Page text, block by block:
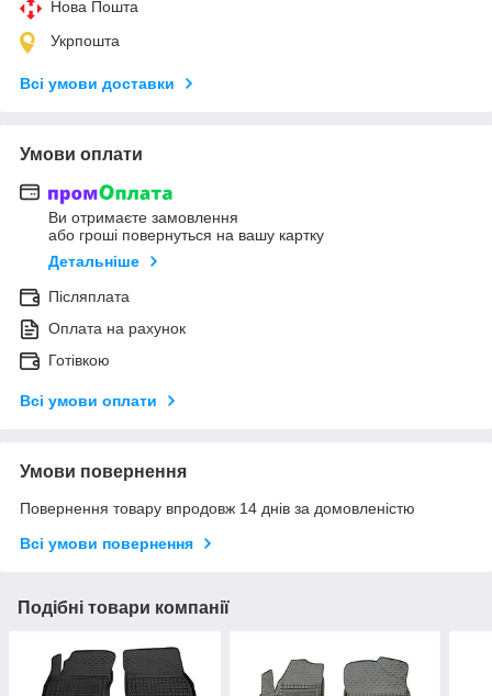
Нова Пошта
Укрпошта
Всі умови доставки
Умови оплати
Ви отримаєте замовлення
або гроші повернуться на вашу картку
Детальніше
Післяплата
Оплата на рахунок
Готівкою
Всі умови оплати
Умови повернення
Повернення товару впродовж 14 днів за домовленістю
Всі умови повернення
Подібні товари компанії